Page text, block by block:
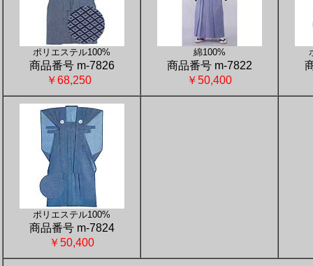
ポリエステル100%
商品番号 m-7826
￥68,250
綿100%
商品番号 m-7822
￥50,400
ポリエステル100%
商品番号 m-7824
￥50,400